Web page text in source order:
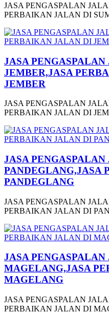
JASA PENGASPALAN
PERBAIKAN JALAN DI
JASA
JEMBER,JASA
JEMBER
JASA PENGASPALAN
PERBAIKAN JALAN DI
JASA
PANDEGLANG,JASA
PANDEGLANG
JASA PENGASPALAN
PERBAIKAN JALAN DI
JASA
MAGELANG,JASA
MAGELANG
JASA PENGASPALAN
PERBAIKAN JALAN DI